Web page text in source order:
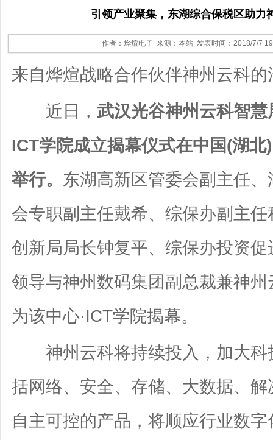
引领产业聚集，东湖综合保税区助力
作者：烨煊电子 来源：本站 发表时间：2018/7/7
来自烨煊战略合作伙伴神州云科的
近日， 武汉光谷神州云科智
ICT学院成立揭幕仪式在中国(湖
举行。 东湖高新区管委会副主任
会专职副主任戴希、综保办副主
创新局局长钟复平、综保办投资
领导与神州数码集团副总裁兼神
为该中心·ICT学院揭幕。
神州云科将持续投入，加大科
括网络、安全、存储、大数据、
自主可控的产品，将顺应行业数